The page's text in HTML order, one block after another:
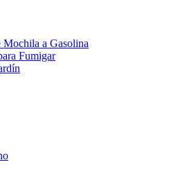
Mochila a Gasolina
Fumigar